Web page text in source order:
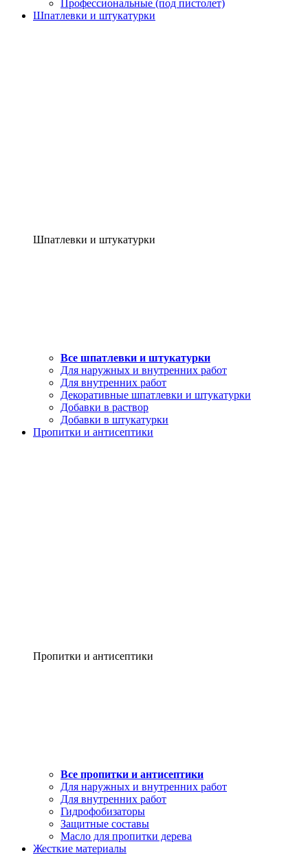
Профессиональные (под пистолет)
Шпатлевки и штукатурки
Шпатлевки и штукатурки
Все шпатлевки и штукатурки
Для наружных и внутренних работ
Для внутренних работ
Декоративные шпатлевки и штукатурки
Добавки в раствор
Добавки в штукатурки
Пропитки и антисептики
Пропитки и антисептики
Все пропитки и антисептики
Для наружных и внутренних работ
Для внутренних работ
Гидрофобизаторы
Защитные составы
Масло для пропитки дерева
Жесткие материалы